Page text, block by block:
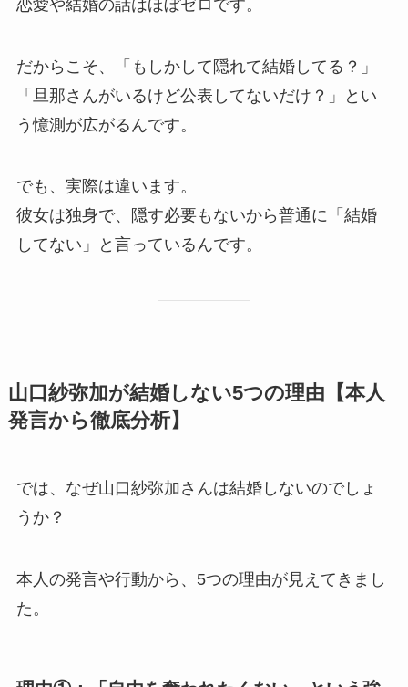
恋愛や結婚の話はほぼゼロです。
だからこそ、「もしかして隠れて結婚してる？」
「旦那さんがいるけど公表してないだけ？」とい
う憶測が広がるんです。
でも、実際は違います。
彼女は独身で、隠す必要もないから普通に「結婚
してない」と言っているんです。
山口紗弥加が結婚しない5つの理由【本人
発言から徹底分析】
では、なぜ山口紗弥加さんは結婚しないのでしょ
うか？
本人の発言や行動から、5つの理由が見えてきまし
た。